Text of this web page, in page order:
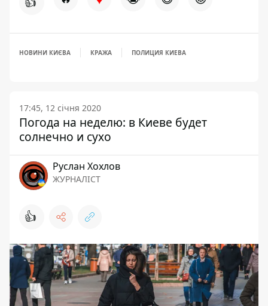
НОВИНИ КИЄВА КРАЖА ПОЛИЦИЯ КИЕВА
17:45, 12 січня 2020
Погода на неделю: в Киеве будет
солнечно и сухо
Руслан Хохлов
ЖУРНАЛІСТ
👍